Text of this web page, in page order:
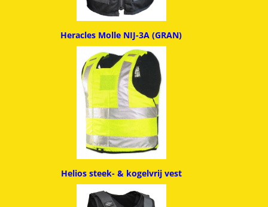
Heracles Molle NIJ-3A (GRAN)
Helios steek- & kogelvrij vest